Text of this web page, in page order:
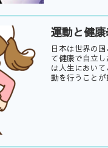
運動と健
日本は世界の
て健康で自立
は人生におい
動を行うこと